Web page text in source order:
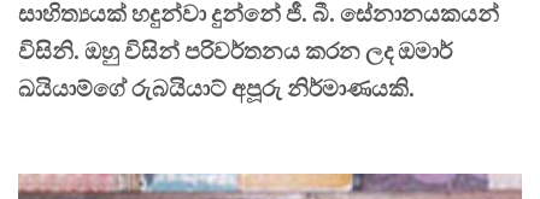
සාහිත්‍යයක් හදුන්වා දුන්නේ ජී. බී. සේනානයකයන්
විසිනි. ඔහු විසින් පරිවර්තනය කරන ලද ඔමාර්
ඛයියාම්ගේ රුබයියාට් අපූරු නිර්මාණයකි.